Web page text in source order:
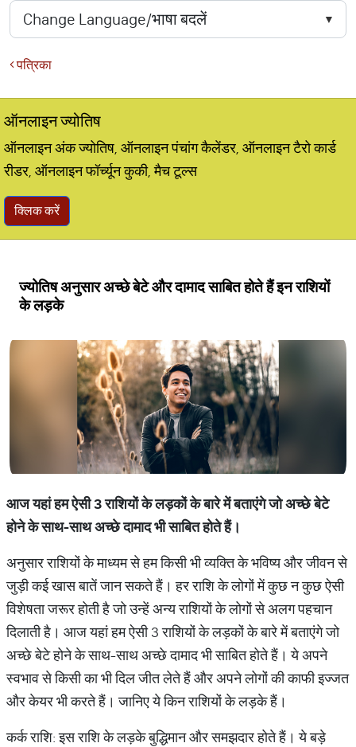
पत्रिका
ऑनलाइन ज्योतिष
ऑनलाइन अंक ज्योतिष, ऑनलाइन पंचांग कैलेंडर, ऑनलाइन टैरो कार्ड
रीडर, ऑनलाइन फॉर्च्यून कुकी, मैच टूल्स
क्लिक करें
ज्योतिष अनुसार अच्छे बेटे और दामाद साबित होते हैं इन राशियों
के लड़के
आजयहांहमऐसी3राशियोंकेलड़कोंकेबारेमेंबताएंगेजोअच्छेबेटे
होनेकेसाथ-साथअच्छेदामादभीसाबितहोतेहैं।
अनुसार राशियों के माध्यम से हम किसी भी व्यक्ति के भविष्य और जीवन से
जुड़ी कई खास बातें जान सकते हैं। हर राशि के लोगों में कुछ न कुछ ऐसी
विशेषता जरूर होती है जो उन्हें अन्य राशियों के लोगों से अलग पहचान
दिलाती है। आज यहां हम ऐसी 3 राशियों के लड़कों के बारे में बताएंगे जो
अच्छे बेटे होने के साथ-साथ अच्छे दामाद भी साबित होते हैं। ये अपने
स्वभाव से किसी का भी दिल जीत लेते हैं और अपने लोगों की काफी इज्जत
और केयर भी करते हैं। जानिए ये किन राशियों के लड़के हैं।
कर्क राशि: इस राशि के लड़के बुद्धिमान और समझदार होते हैं। ये बड़े